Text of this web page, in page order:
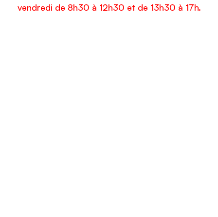
vendredi de 8h30 à 12h30 et de 13h30 à 17h.